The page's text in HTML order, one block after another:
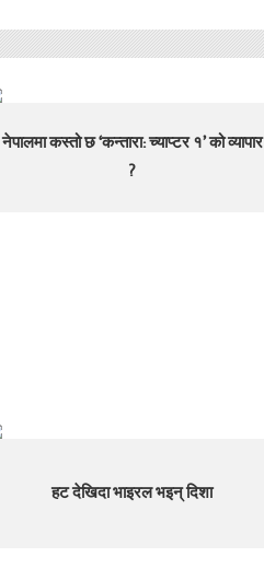
नेपालमा कस्तो छ ‘कन्तारा: च्याप्टर १’ को व्यापार
?
हट देखिदा भाइरल भइन् दिशा